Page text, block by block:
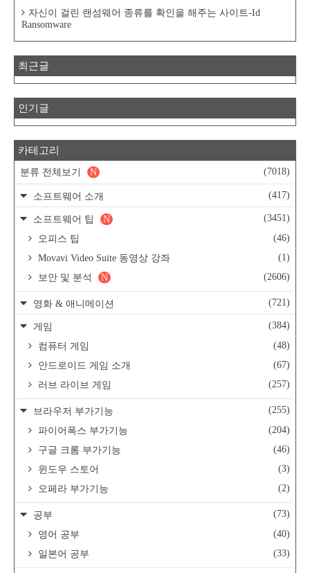
자신이 걸린 랜섬웨어 종류를 확인을 해주는 사이트-Id
Ransomware
최근글
인기글
카테고리
분류 전체보기 (7018)
N
소프트웨어 소개 (417)
소프트웨어 팁 (3451)
N
오피스 팁
(46)
Movavi Video Suite 동영상 강좌
(1)
보안 및 분석
(2606)
N
영화 & 애니메이션 (721)
게임
(384)
컴퓨터 게임
(48)
안드로이드 게임 소개
(67)
러브 라이브 게임
(257)
브라우저 부가기능
(255)
파이어폭스 부가기능
(204)
구글 크롬 부가기능
(46)
윈도우 스토어
(3)
오페라 부가기능
(2)
공부
(73)
영어 공부
(40)
일본어 공부
(33)